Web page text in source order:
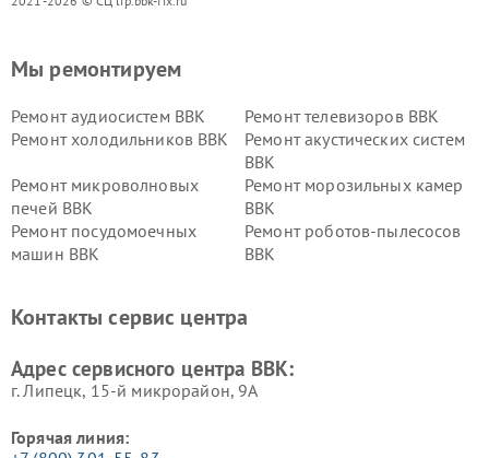
Мы ремонтируем
Ремонт аудиосистем BBK
Ремонт телевизоров BBK
Ремонт холодильников BBK
Ремонт акустических систем
BBK
Ремонт микроволновых
печей BBK
Ремонт морозильных камер
BBK
Ремонт посудомоечных
машин BBK
Ремонт роботов-пылесосов
BBK
Ремонт винных шкафов BBK
Контакты сервис центра
Адрес сервисного центра BBK:
г. Липецк, 15-й микрорайон, 9А
Горячая линия: